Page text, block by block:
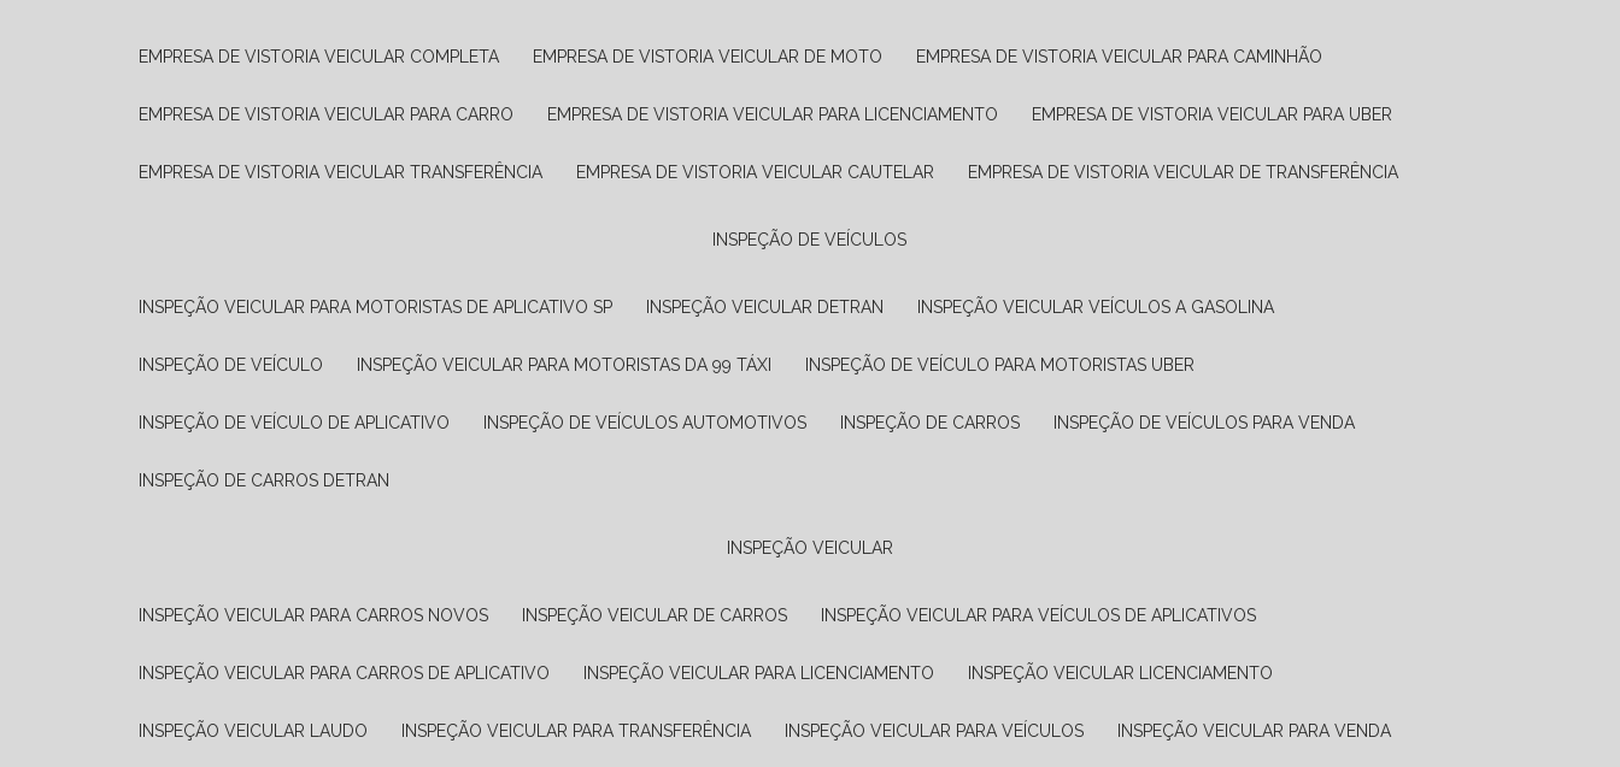
EMPRESA DE VISTORIA VEICULAR COMPLETA EMPRESA DE VISTORIA VEICULAR DE MOTO EMPRESA DE VISTORIA VEICULAR PARA CAMINHÃO
EMPRESA DE VISTORIA VEICULAR PARA CARRO EMPRESA DE VISTORIA VEICULAR PARA LICENCIAMENTO EMPRESA DE VISTORIA VEICULAR PARA UBER
EMPRESA DE VISTORIA VEICULAR TRANSFERÊNCIA EMPRESA DE VISTORIA VEICULAR CAUTELAR EMPRESA DE VISTORIA VEICULAR DE TRANSFERÊNCIA
INSPEÇÃO DE VEÍCULOS
INSPEÇÃO VEICULAR PARA MOTORISTAS DE APLICATIVO SP INSPEÇÃO VEICULAR DETRAN INSPEÇÃO VEICULAR VEÍCULOS A GASOLINA
INSPEÇÃO DE VEÍCULO INSPEÇÃO VEICULAR PARA MOTORISTAS DA 99 TÁXI INSPEÇÃO DE VEÍCULO PARA MOTORISTAS UBER
INSPEÇÃO DE VEÍCULO DE APLICATIVO INSPEÇÃO DE VEÍCULOS AUTOMOTIVOS INSPEÇÃO DE CARROS INSPEÇÃO DE VEÍCULOS PARA VENDA
INSPEÇÃO DE CARROS DETRAN
INSPEÇÃO VEICULAR
INSPEÇÃO VEICULAR PARA CARROS NOVOS INSPEÇÃO VEICULAR DE CARROS INSPEÇÃO VEICULAR PARA VEÍCULOS DE APLICATIVOS
INSPEÇÃO VEICULAR PARA CARROS DE APLICATIVO INSPEÇÃO VEICULAR PARA LICENCIAMENTO INSPEÇÃO VEICULAR LICENCIAMENTO
INSPEÇÃO VEICULAR LAUDO INSPEÇÃO VEICULAR PARA TRANSFERÊNCIA INSPEÇÃO VEICULAR PARA VEÍCULOS INSPEÇÃO VEICULAR PARA VENDA